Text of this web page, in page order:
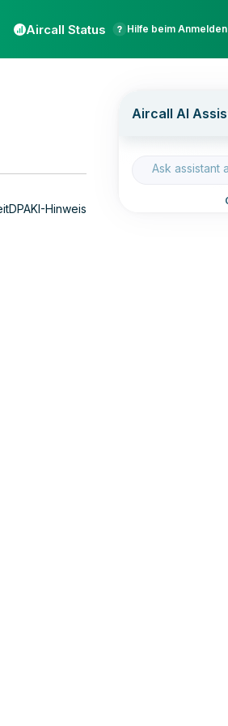
Aircall Status Hilfe beim Anmelden
DPAKI-Hinweis